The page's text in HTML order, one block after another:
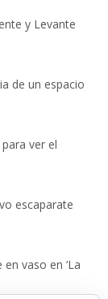
y Levante
de un espacio
ver el
escaparate
vaso en ‘La